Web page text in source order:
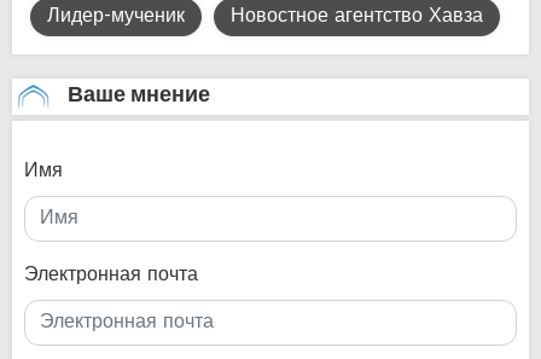
Лидер-мученик Новостное агентство Хавза
Ваше мнение
Имя
Электронная почта